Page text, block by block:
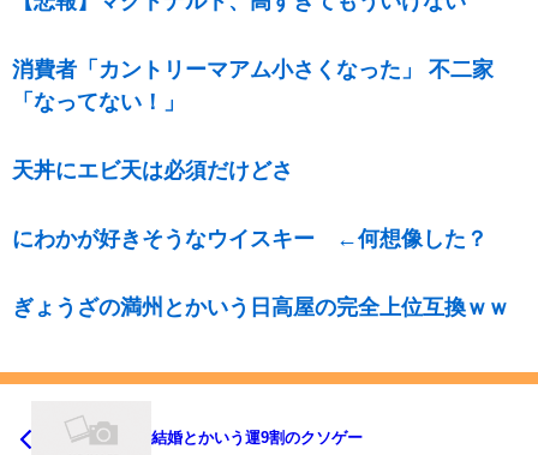
消費者「カントリーマアム小さくなった」 不二家
「なってない！」
天丼にエビ天は必須だけどさ
にわかが好きそうなウイスキー ←何想像した？
ぎょうざの満州とかいう日高屋の完全上位互換ｗｗ
結婚とかいう運9割のクソゲー